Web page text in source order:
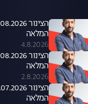
המלאה
4.8.2026
המלאה
2.8.2026
המלאה